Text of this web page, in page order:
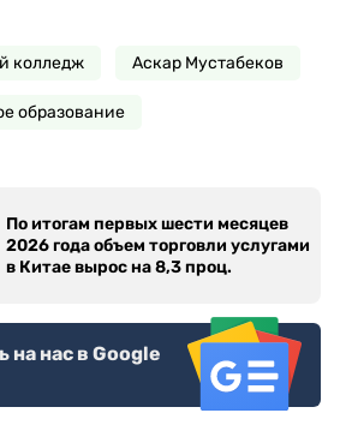
колледж Аскар Мустабеков
образование
По итогам первых шести месяцев
2026 года объем торговли услугами
в Китае вырос на 8,3 проц.
на нас в Google